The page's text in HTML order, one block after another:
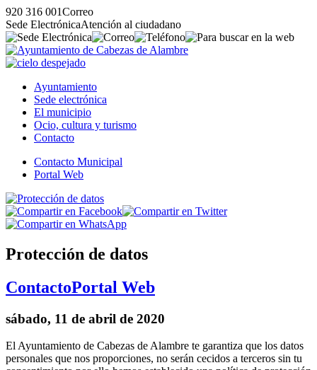
920 316 001Correo
Sede ElectrónicaAtención al ciudadano
Ayuntamiento
Sede electrónica
El municipio
Ocio, cultura y turismo
Contacto
Contacto Municipal
Portal Web
Protección de datos
ContactoPortal Web
sábado, 11 de abril de 2020
El Ayuntamiento de Cabezas de Alambre te garantiza que los datos
personales que nos proporciones, no serán cecidos a terceros sin tu